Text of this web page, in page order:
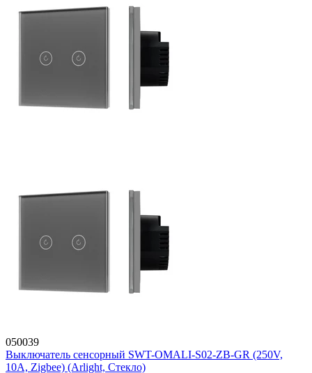
050039
Выключатель сенсорный SWT-OMALI-S02-ZB-GR (250V,
10A, Zigbee) (Arlight, Стекло)